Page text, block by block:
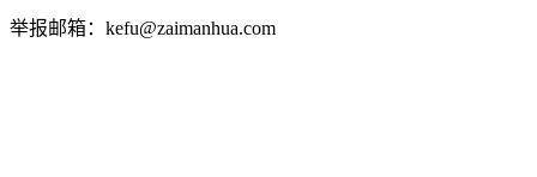
举报邮箱：kefu@zaimanhua.com